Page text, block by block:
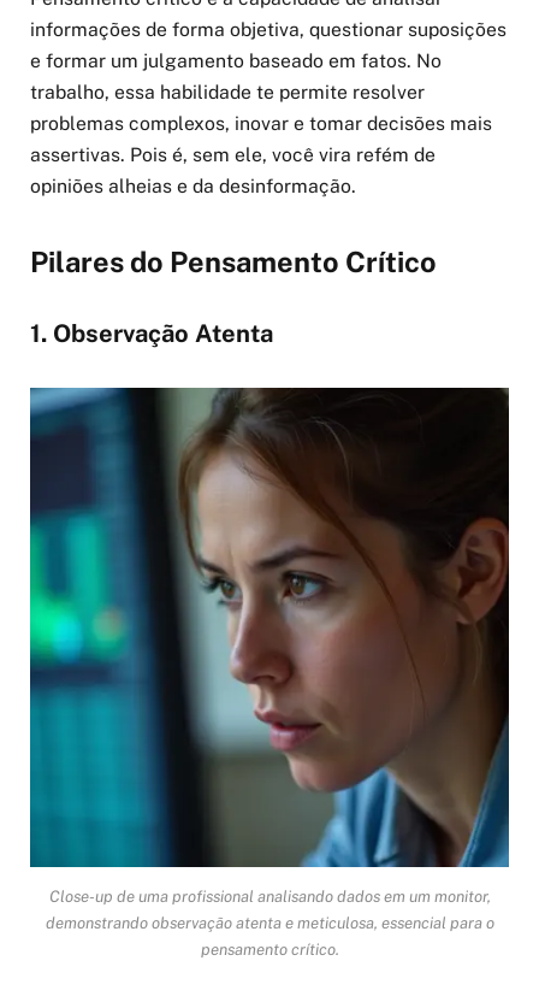
informações de forma objetiva, questionar suposições
e formar um julgamento baseado em fatos. No
trabalho, essa habilidade te permite resolver
problemas complexos, inovar e tomar decisões mais
assertivas. Pois é, sem ele, você vira refém de
opiniões alheias e da desinformação.
Pilares do Pensamento Crítico
1. Observação Atenta
Close-up de uma profissional analisando dados em um monitor,
demonstrando observação atenta e meticulosa, essencial para o
pensamento crítico.